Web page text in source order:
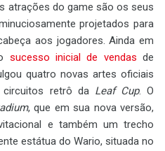
atrações do game são os seus
projetados para
aos jogadores. Ainda em
sucesso inicial de vendas de
quatro novas artes oficiais
circuitos retrô da Leaf Cup. O
, que em sua nova versão,
e também um trecho
estátua do Wario, situada no